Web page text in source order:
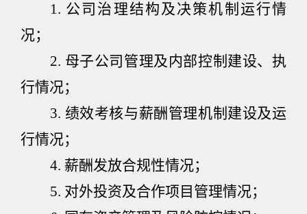
1. 公司治理结构及决策机制运行情
况；
2. 母子公司管理及内部控制建设、执
行情况；
3. 绩效考核与薪酬管理机制建设及运
行情况；
4. 薪酬发放合规性情况；
5. 对外投资及合作项目管理情况；